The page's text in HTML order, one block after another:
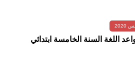
اللغة السنة الخامسة ابتدائي